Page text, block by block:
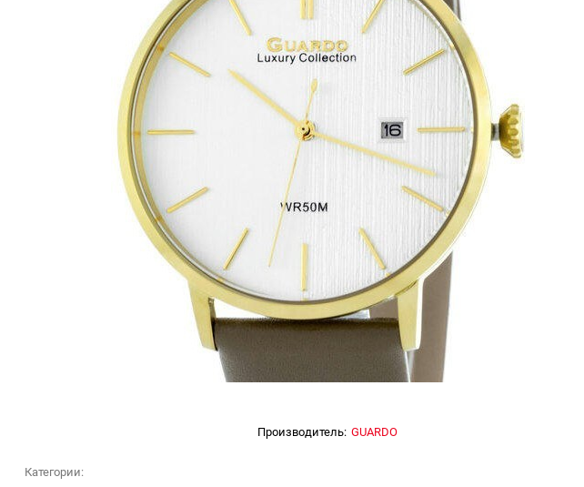
Производитель: GUARDO
Категории: